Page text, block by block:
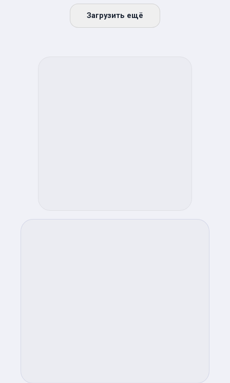
Загрузить ещё